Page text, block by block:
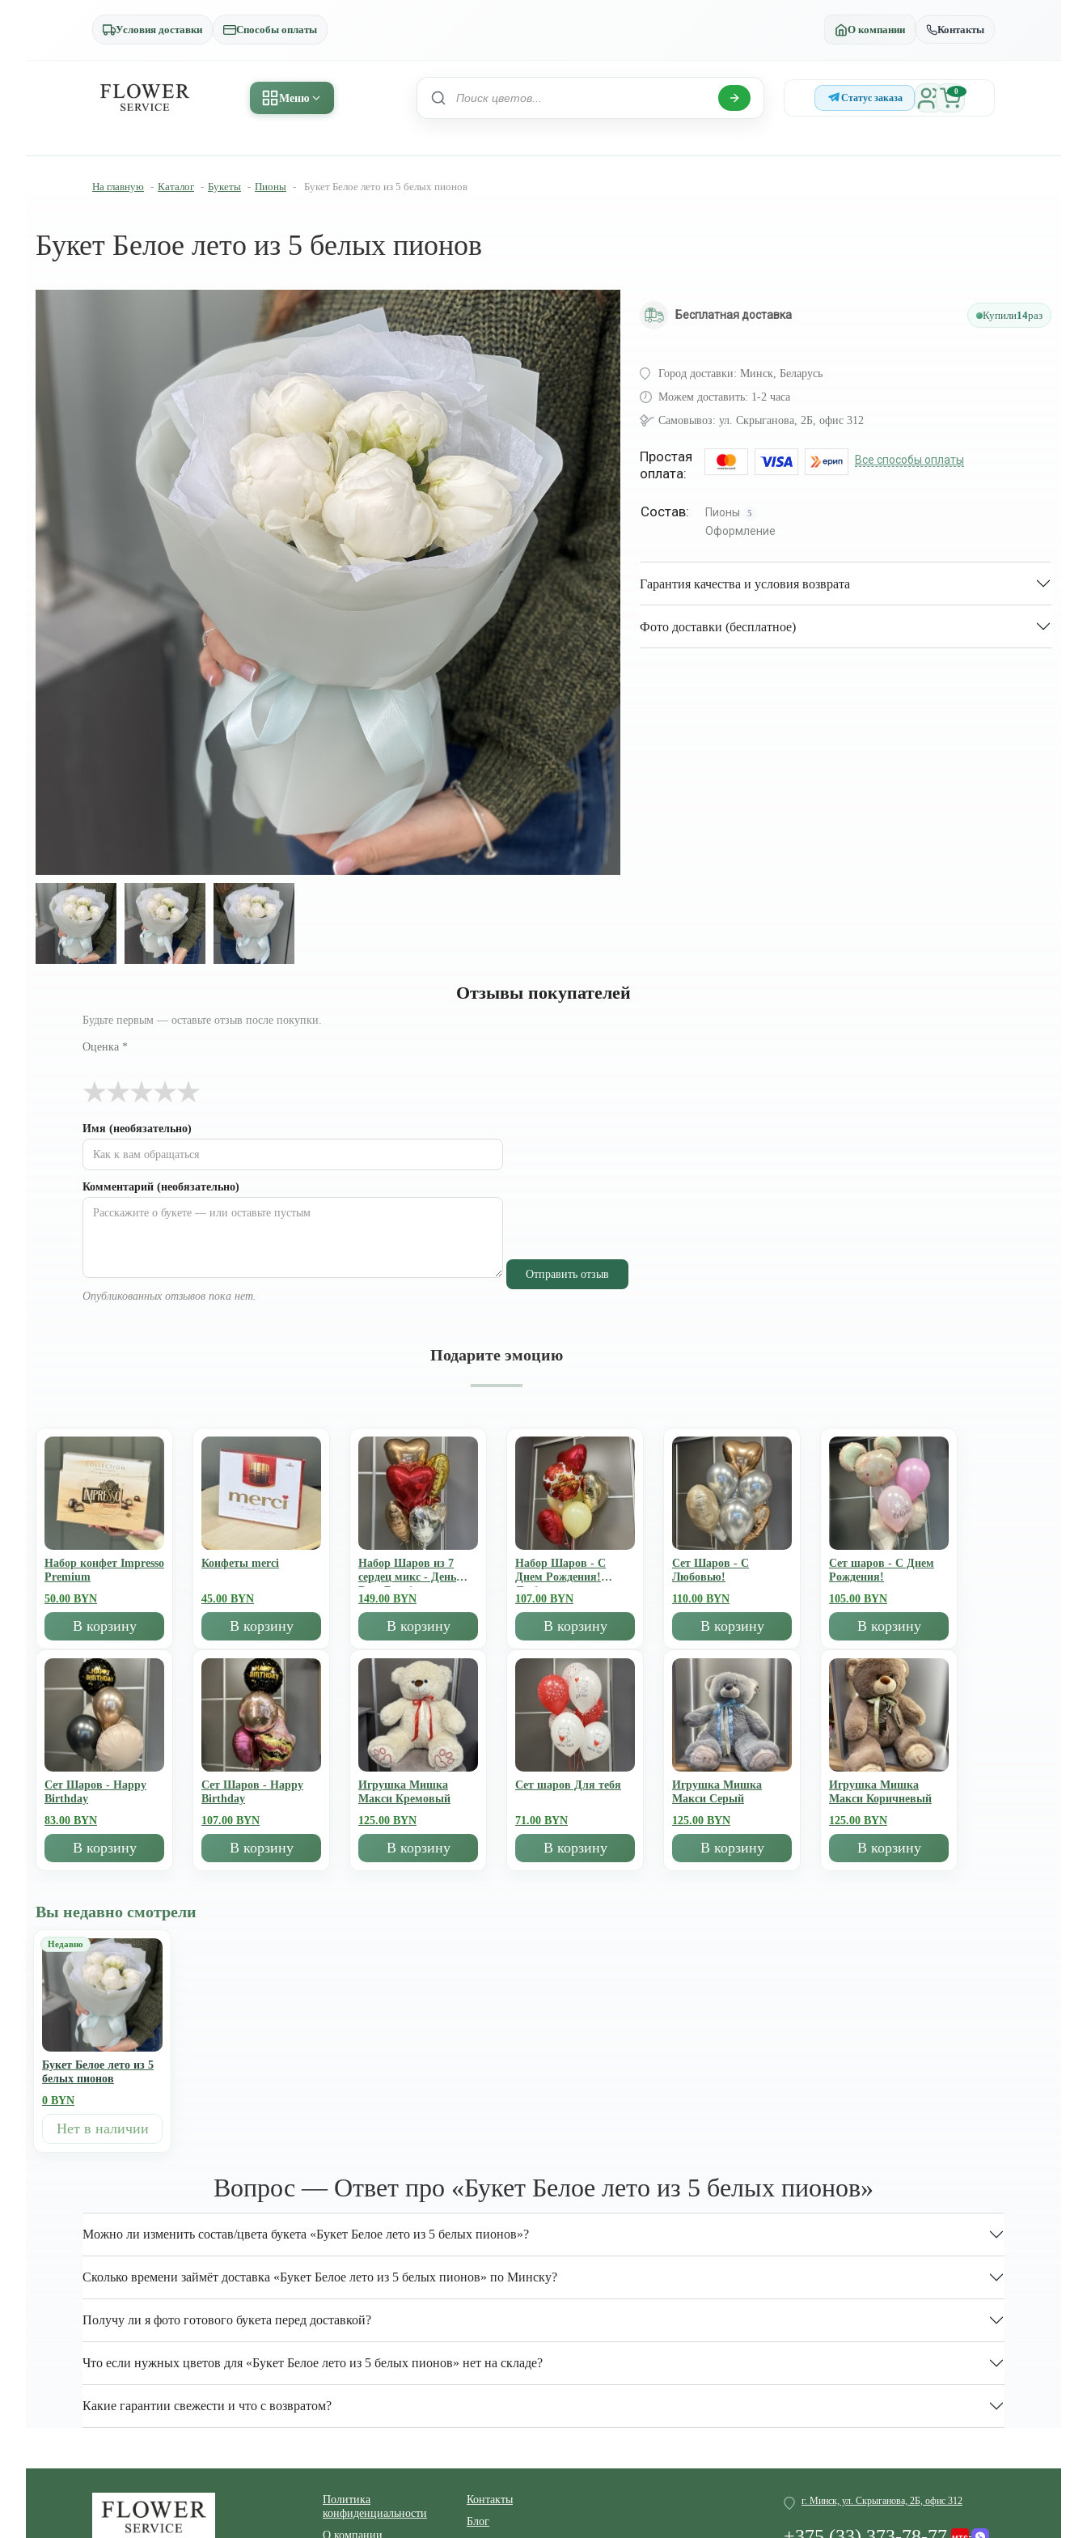
Условия доставки Способы оплаты О компании Контакты
Меню Статус заказа
0
На главную - Каталог - Букеты - Пионы - Букет Белое лето из 5 белых пионов
Букет Белое лето из 5 белых пионов
Бесплатная доставка Купили14раз
Город доставки: Минск, Беларусь
Можем доставить: 1-2 часа
Самовывоз: ул. Скрыганова, 2Б, офис 312
Простая
оплата:
Все способы оплаты
Состав: Пионы 5
Оформление
Гарантия качества и условия возврата
Фото доставки (бесплатное)
Отзывы покупателей
Будьте первым — оставьте отзыв после покупки.
Оценка *
★
★
★
★
★
Имя (необязательно)
Комментарий (необязательно)
Отправить отзыв
Опубликованных отзывов пока нет.
Подарите эмоцию
Набор конфет Impresso
Premium
50.00 BYN
В корзину
Конфеты merci
45.00 BYN
В корзину
Набор Шаров из 7
сердец микс - День
Всех Влюбленных
149.00 BYN
В корзину
Набор Шаров - С
Днем Рождения!
Люблю
107.00 BYN
В корзину
Сет Шаров - С
Любовью!
110.00 BYN
В корзину
Сет шаров - С Днем
Рождения!
105.00 BYN
В корзину
Сет Шаров - Happy
Birthday
83.00 BYN
В корзину
Сет Шаров - Happy
Birthday
107.00 BYN
В корзину
Игрушка Мишка
Mакси Кремовый
125.00 BYN
В корзину
Сет шаров Для тебя
71.00 BYN
В корзину
Игрушка Мишка
Mакси Серый
125.00 BYN
В корзину
Игрушка Мишка
Mакси Коричневый
125.00 BYN
В корзину
Вы недавно смотрели
Букет Белое лето из 5
белых пионов
0 BYN
Нет в наличии
Вопрос — Ответ про «Букет Белое лето из 5 белых пионов»
Можно ли изменить состав/цвета букета «Букет Белое лето из 5 белых пионов»?
Сколько времени займёт доставка «Букет Белое лето из 5 белых пионов» по Минску?
Получу ли я фото готового букета перед доставкой?
Что если нужных цветов для «Букет Белое лето из 5 белых пионов» нет на складе?
Какие гарантии свежести и что с возвратом?
Политика
конфиденциальности
О компании
Контакты
Блог
г. Минск, ул. Скрыганова, 2Б, офис 312